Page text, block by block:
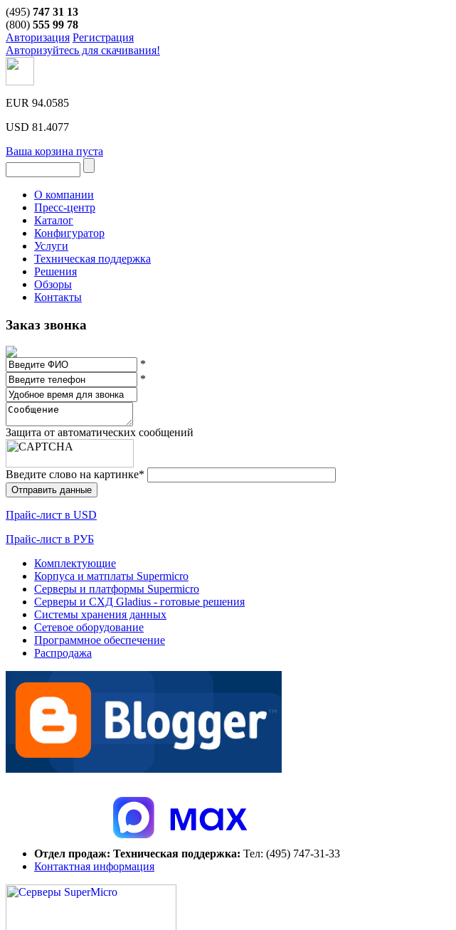
(495) 747 31 13
(800) 555 99 78
Авторизация Регистрация
Авторизуйтесь для скачивания!
EUR 94.0585
USD 81.4077
Ваша корзина пуста
О компании
Пресс-центр
Каталог
Конфигуратор
Услуги
Техническая поддержка
Решения
Обзоры
Контакты
Заказ звонка
*
*
Защита от автоматических сообщений
Введите слово на картинке*
Прайc-лист в USD
Прайc-лист в РУБ
Комплектующие
Корпуса и матплаты Supermicro
Серверы и платформы Supermicro
Серверы и СХД Gladius - готовые решения
Системы хранения данных
Сетевое оборудование
Программное обеспечение
Распродажа
Отдел продаж: Техническая поддержка: Тел: (495) 747-31-33
Контактная информация